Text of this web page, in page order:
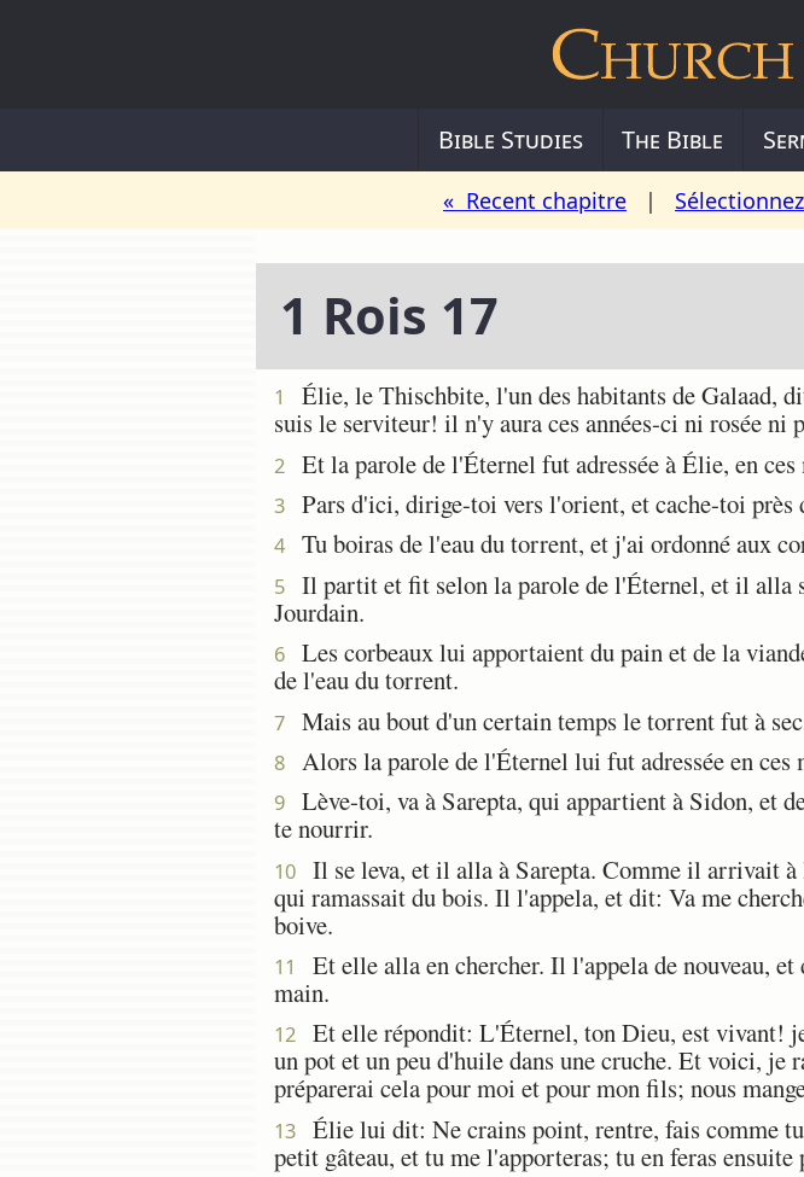
Bible Studies The Bible
« Recent chapitre |
1 Rois 17
1
Élie, le Thischbite, l'un des habitants de Galaad,
suis le serviteur! il n'y aura ces années-ci ni rosée ni
2 Et la parole de l'Éternel fut adressée à Élie, en ces
3 Pars d'ici, dirige-toi vers l'orient, et cache-toi
4 Tu boiras de l'eau du torrent, et j'ai ordonné aux
5
Il partit et fit selon la parole de l'Éternel, et il alla
Jourdain.
6
Les corbeaux lui apportaient du pain et de la
de l'eau du torrent.
7 Mais au bout d'un certain temps le torrent fut à
8 Alors la parole de l'Éternel lui fut adressée en ces
9
Lève-toi, va à Sarepta, qui appartient à Sidon, et
te nourrir.
10
Il se leva, et il alla à Sarepta. Comme il arrivait
qui ramassait du bois. Il l'appela, et dit: Va me
boive.
11
Et elle alla en chercher. Il l'appela de nouveau,
main.
12
Et elle répondit: L'Éternel, ton Dieu, est vivant!
un pot et un peu d'huile dans une cruche. Et voici, je
préparerai cela pour moi et pour mon fils; nous
13
Élie lui dit: Ne crains point, rentre, fais comme
petit gâteau, et tu me l'apporteras; tu en feras